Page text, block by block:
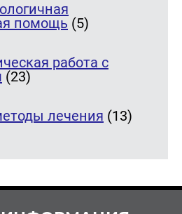
помощь (5)
работа с
(23)
лечения (13)